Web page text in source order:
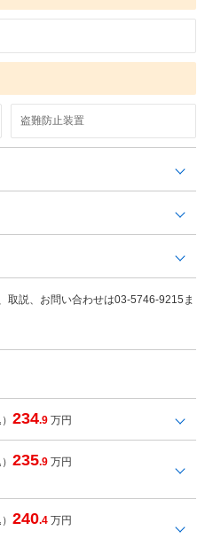
盗難防止装置
取説、お問い合わせは03-5746-9215ま
）234.9 万円
）235.9 万円
）240.4 万円